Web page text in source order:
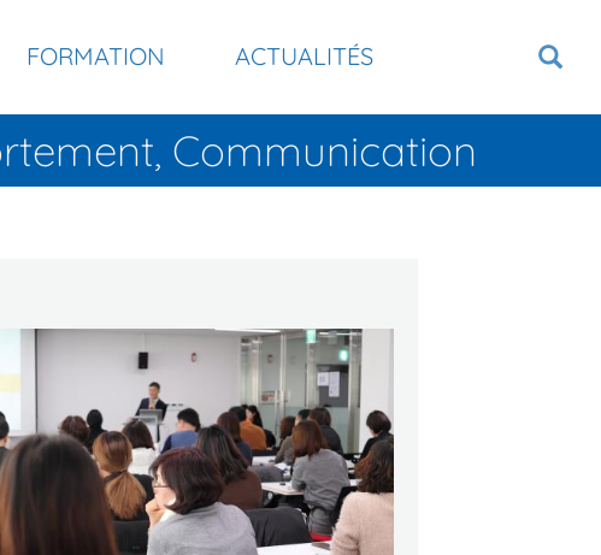
FORMATION ACTUALITÉS
Communication